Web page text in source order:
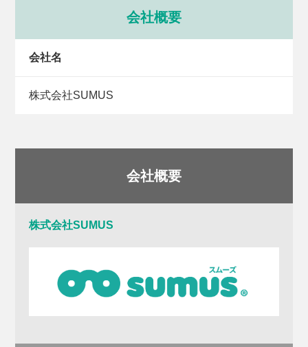
会社概要
会社名
株式会社SUMUS
会社概要
株式会社SUMUS